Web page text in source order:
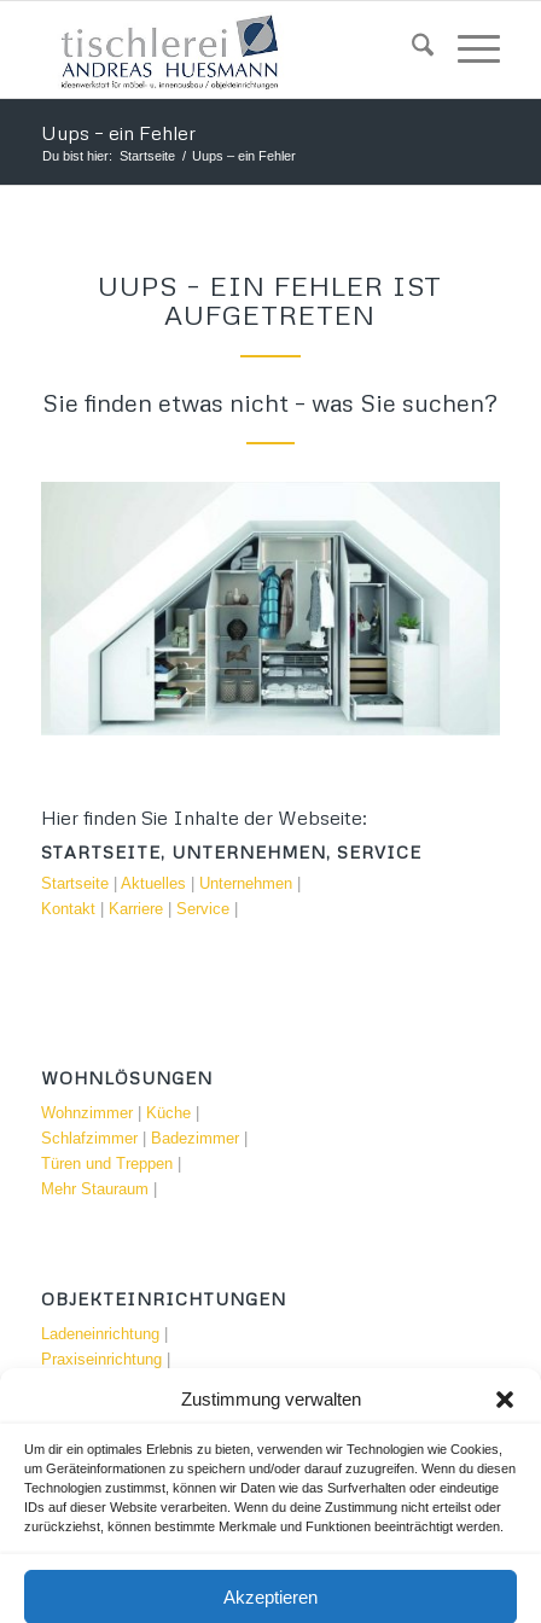
Zustimmung verwalten
Um dir ein optimales Erlebnis zu bieten, verwenden wir Technologien wie Cookies,
um Geräteinformationen zu speichern und/oder darauf zuzugreifen. Wenn du diesen
Technologien zustimmst, können wir Daten wie das Surfverhalten oder eindeutige
IDs auf dieser Website verarbeiten. Wenn du deine Zustimmung nicht erteilst oder
zurückziehst, können bestimmte Merkmale und Funktionen beeinträchtigt werden.
Akzeptieren
Uups – ein Fehler
Du bist hier: Startseite / Uups – ein Fehler
UUPS – EIN FEHLER IST
AUFGETRETEN
Sie finden etwas nicht – was Sie suchen?
Hier finden Sie Inhalte der Webseite:
STARTSEITE, UNTERNEHMEN, SERVICE
Startseite| Aktuelles Unternehmen|
Kontakt| Karriere| Service|
WOHNLÖSUNGEN
Wohnzimmer Küche
Schlafzimmer
Badezimmer
Türen und Treppen
Mehr Stauraum
OBJEKTEINRICHTUNGEN
Ladeneinrichtung
Praxiseinrichtung|
IDEENWERKSTATT
Moderne Materialien|